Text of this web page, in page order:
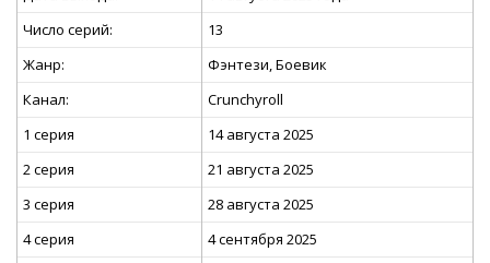
Число серий:
13
Жанр:
Фэнтези, Боевик
Канал:
Crunchyroll
1 серия
14 августа 2025
2 серия
21 августа 2025
3 серия
28 августа 2025
4 серия
4 сентября 2025